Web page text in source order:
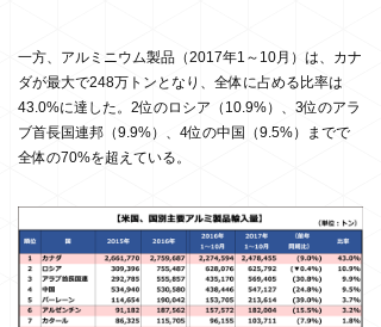
一方、アルミニウム製品（2017年1～10月）は、カナ
ダが最大で248万トンとなり、全体に占める比率は
43.0%に達した。2位のロシア（10.9%）、3位のアラ
ブ首長国連邦（9.9%）、4位の中国（9.5%）までで
全体の70%を超えている。